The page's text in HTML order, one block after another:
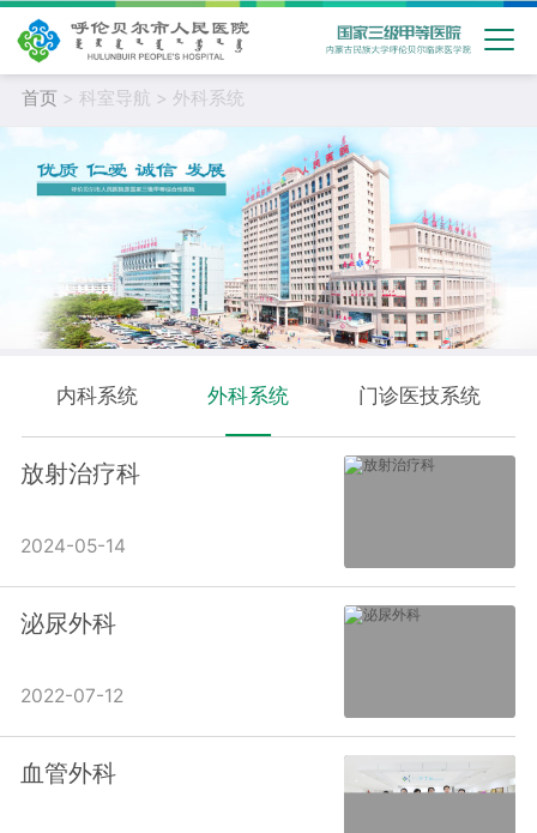
首页 > 科室导航 > 外科系统
内科系统 外科系统 门诊医技系统
放射治疗科
2024-05-14
泌尿外科
2022-07-12
血管外科